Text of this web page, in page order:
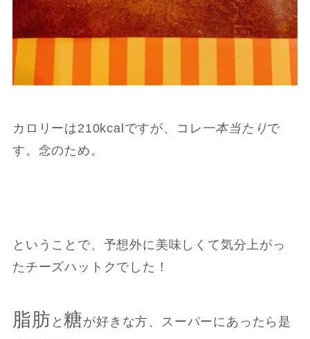
カロリーは210kcalですが、コレ 一本当たりで
す。念のため。
ということで、予想外に美味しくて気分上がっ
たチーズハットクでした！
脂肪 と糖が好きな方、スーパーにあったら是